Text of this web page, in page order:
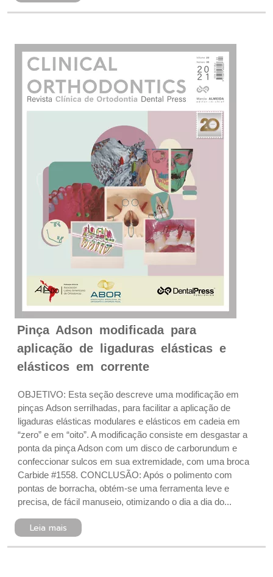
Pinça Adson modificada para
aplicação de ligaduras elásticas e
elásticos em corrente
OBJETIVO: Esta seção descreve uma modificação em
pinças Adson serrilhadas, para facilitar a aplicação de
ligaduras elásticas modulares e elásticos em cadeia em
“zero” e em “oito”. A modificação consiste em desgastar a
ponta da pinça Adson com um disco de carborundum e
confeccionar sulcos em sua extremidade, com uma broca
Carbide #1558. CONCLUSÃO: Após o polimento com
pontas de borracha, obtém-se uma ferramenta leve e
precisa, de fácil manuseio, otimizando o dia a dia do...
Leia mais